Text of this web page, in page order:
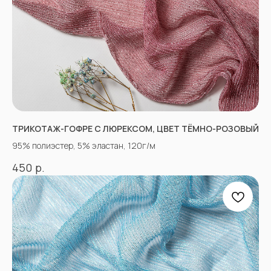
ТРИКОТАЖ-ГОФРЕ С ЛЮРЕКСОМ, ЦВЕТ ТЁМНО-РОЗОВЫЙ
95% полиэстер, 5% эластан, 120г/м
450 р.
Оптово-розничный
@ 2026
ИП Вакульчик Мария Олеговна
ОГРН 322265100088534
ИНН 262609965884
КАТАЛОГ
*